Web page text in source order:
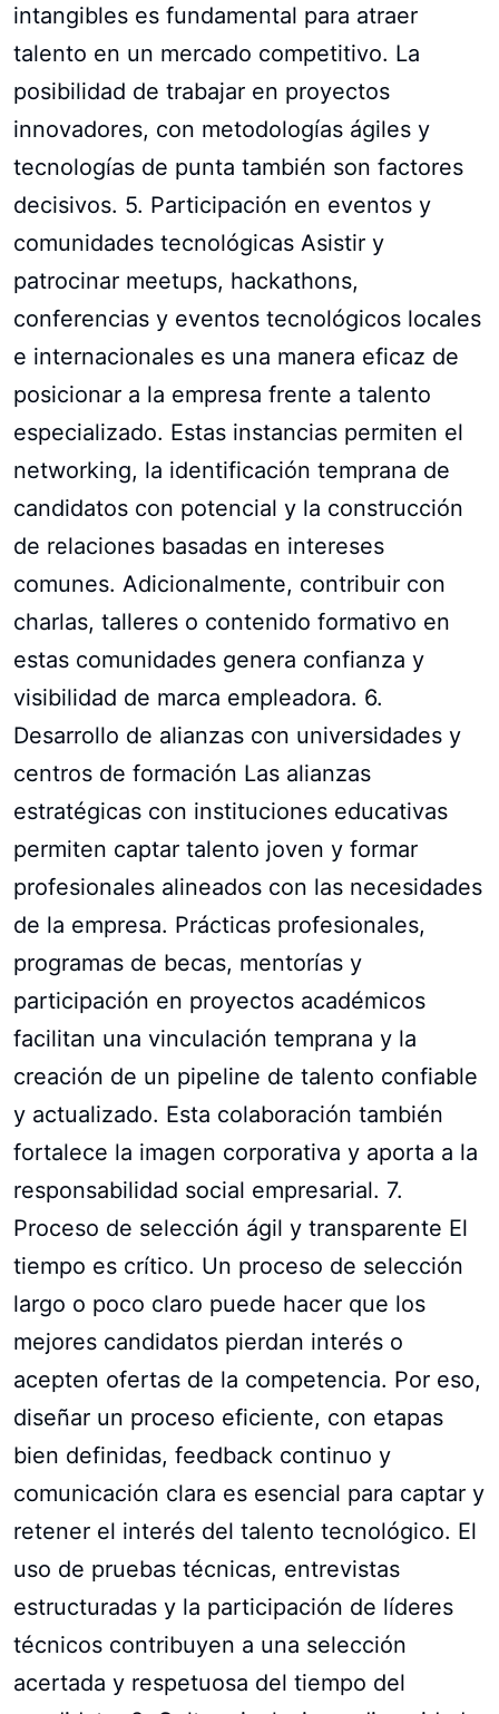
intangibles es fundamental para atraer
talento en un mercado competitivo. La
posibilidad de trabajar en proyectos
innovadores, con metodologías ágiles y
tecnologías de punta también son factores
decisivos. 5. Participación en eventos y
comunidades tecnológicas Asistir y
patrocinar meetups, hackathons,
conferencias y eventos tecnológicos locales
e internacionales es una manera eficaz de
posicionar a la empresa frente a talento
especializado. Estas instancias permiten el
networking, la identificación temprana de
candidatos con potencial y la construcción
de relaciones basadas en intereses
comunes. Adicionalmente, contribuir con
charlas, talleres o contenido formativo en
estas comunidades genera confianza y
visibilidad de marca empleadora. 6.
Desarrollo de alianzas con universidades y
centros de formación Las alianzas
estratégicas con instituciones educativas
permiten captar talento joven y formar
profesionales alineados con las necesidades
de la empresa. Prácticas profesionales,
programas de becas, mentorías y
participación en proyectos académicos
facilitan una vinculación temprana y la
creación de un pipeline de talento confiable
y actualizado. Esta colaboración también
fortalece la imagen corporativa y aporta a la
responsabilidad social empresarial. 7.
Proceso de selección ágil y transparente El
tiempo es crítico. Un proceso de selección
largo o poco claro puede hacer que los
mejores candidatos pierdan interés o
acepten ofertas de la competencia. Por eso,
diseñar un proceso eficiente, con etapas
bien definidas, feedback continuo y
comunicación clara es esencial para captar y
retener el interés del talento tecnológico. El
uso de pruebas técnicas, entrevistas
estructuradas y la participación de líderes
técnicos contribuyen a una selección
acertada y respetuosa del tiempo del